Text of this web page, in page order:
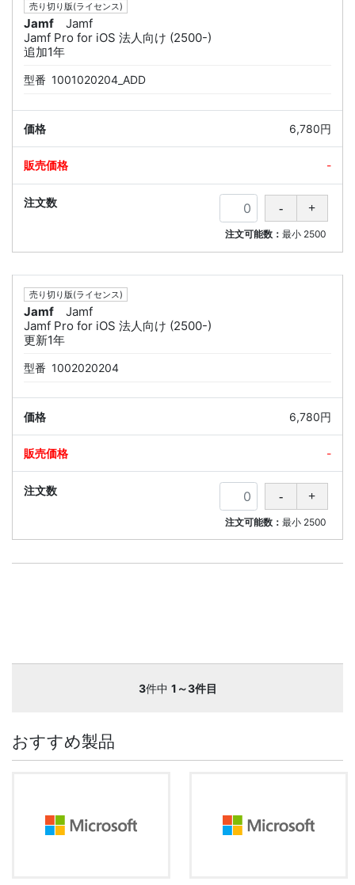
売り切り版(ライセンス)
Jamf
Jamf
Jamf Pro for iOS 法人向け (2500-)
追加1年
型番 1001020204_ADD
6,780円
-
注文可能数：最小 2500
売り切り版(ライセンス)
Jamf
Jamf
Jamf Pro for iOS 法人向け (2500-)
更新1年
型番 1002020204
6,780円
-
注文可能数：最小 2500
3件中 1～3件目
おすすめ製品